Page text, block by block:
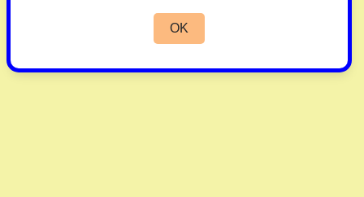
OK